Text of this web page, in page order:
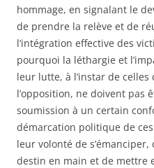
hommage, en signalant le
de prendre la relève et de
l’intégration effective des
pourquoi la léthargie et
leur lutte, à l’instar de celles
l’opposition, ne doivent pas
soumission à un certain
démarcation politique de
leur volonté de
destin en main et de mettre